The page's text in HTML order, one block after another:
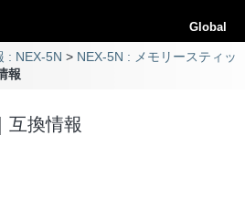
Global
: NEX-5N
NEX-5N : メモリースティッ
報
互換情報